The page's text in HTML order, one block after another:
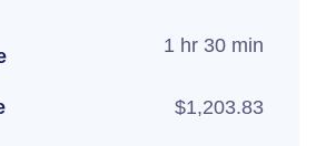
1 hr 30 min
$1,203.83